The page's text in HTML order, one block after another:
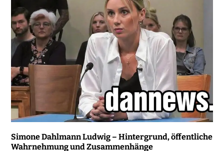
Simone Dahlmann Ludwig – Hintergrund, öffentliche
Wahrnehmung und Zusammenhänge